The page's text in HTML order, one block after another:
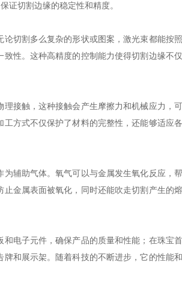
证切割边缘的稳定性和精度。
切割多么复杂的形状或图案，激光束都能按
性。这种高精度的控制能力使得切割边缘不
触，这种接触会产生摩擦力和机械应力，可
方式不仅保护了材料的完整性，还能够适应
助气体。氧气可以与金属发生氧化反应，
金属表面被氧化，同时还能吹走切割产生的
电子元件，确保产品的质量和性能；在珠宝
和展示架。随着科技的不断进步，它的性能